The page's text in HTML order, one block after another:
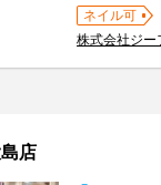
ネイル可
株式会社ジー
店